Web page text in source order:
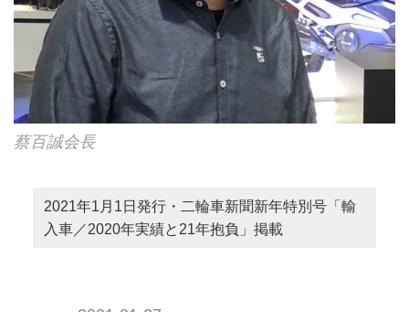
蔡百誠会長
2021年1月1日発行・二輪車新聞新年特別号「輸
入車／2020年実績と21年抱負」掲載